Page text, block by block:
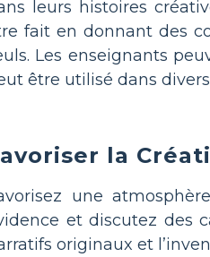
leurs histoires
fait en donnant des
Les enseignants
être utilisé dans
la
une
et discutez des
originaux et